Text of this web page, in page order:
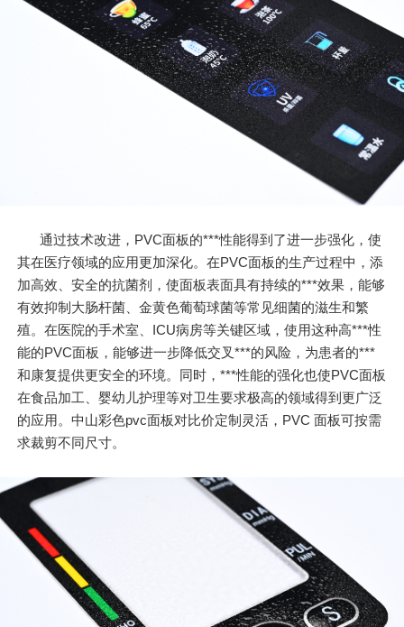
通过技术改进，PVC面板的***性能得到了进一步强化，使
其在医疗领域的应用更加深化。在PVC面板的生产过程中，添
加高效、安全的抗菌剂，使面板表面具有持续的***效果，能够
有效抑制大肠杆菌、金黄色葡萄球菌等常见细菌的滋生和繁
殖。在医院的手术室、ICU病房等关键区域，使用这种高***性
能的PVC面板，能够进一步降低交叉***的风险，为患者的***
和康复提供更安全的环境。同时，***性能的强化也使PVC面板
在食品加工、婴幼儿护理等对卫生要求极高的领域得到更广泛
的应用。中山彩色pvc面板对比价定制灵活，PVC 面板可按需
求裁剪不同尺寸。